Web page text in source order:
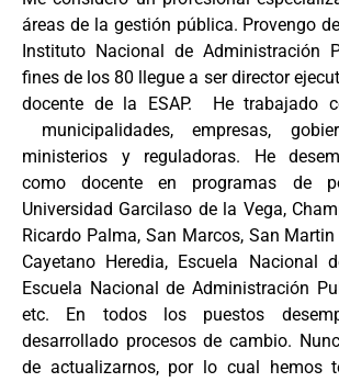
áreas de la gestión pública. Provengo
Instituto Nacional de Administración
fines de los 80 llegue a ser director
docente de la ESAP. He trabajado
municipalidades, empresas,
ministerios y reguladoras. He
como docente en programas de
Universidad Garcilaso de la Vega,
Ricardo Palma, San Marcos, San Martin
Cayetano Heredia, Escuela Nacional
Escuela Nacional de Administración
etc. En todos los puestos
desarrollado procesos de cambio.
de actualizarnos, por lo cual hemos